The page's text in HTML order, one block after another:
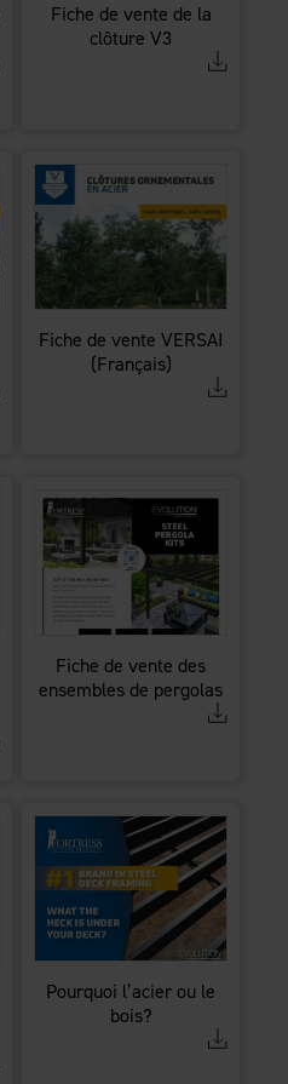
Fiche de vente de la
clôture V3
Fiche de vente VERSAI
(Français)
Fiche de vente des
ensembles de pergolas
Pourquoi l’acier ou le
bois?​​​​​​​